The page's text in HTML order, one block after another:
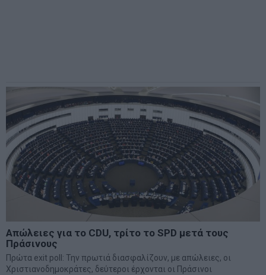
Απώλειες για το CDU, τρίτο το SPD μετά τους
Πράσινους
Πρώτα exit poll: Την πρωτιά διασφαλίζουν, με απώλειες, οι
Χριστιανοδημοκράτες, δεύτεροι έρχονται οι Πράσινοι